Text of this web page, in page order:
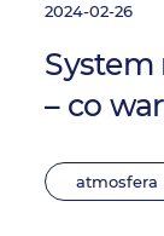
2024-02-26
– co
atmosfera